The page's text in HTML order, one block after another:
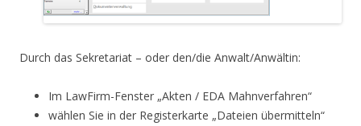
Durch das Sekretariat – oder den/die Anwalt/Anwältin:
Im LawFirm-Fenster „Akten / EDA Mahnverfahren“
wählen Sie in der Registerkarte „Dateien übermitteln“